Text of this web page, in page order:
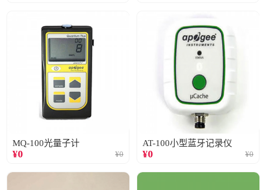
MQ-100光量子计
¥0 ¥0
AT-100小型蓝牙记录仪
¥0 ¥0